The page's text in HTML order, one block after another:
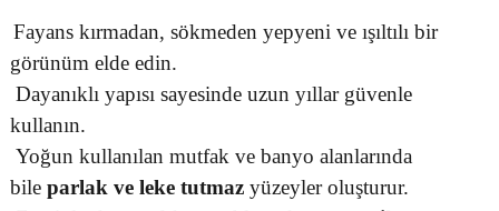
Fayans kırmadan, sökmeden yepyeni ve ışıltılı bir
görünüm elde edin.
Dayanıklı yapısı sayesinde uzun yıllar güvenle
kullanın.
Yoğun kullanılan mutfak ve banyo alanlarında
bile parlak ve leke tutmaz yüzeyler oluşturur.